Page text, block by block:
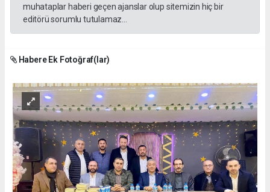
muhataplar haberi geçen ajanslar olup sitemizin hiç bir
editörü sorumlu tutulamaz...
Habere Ek Fotoğraf(lar)